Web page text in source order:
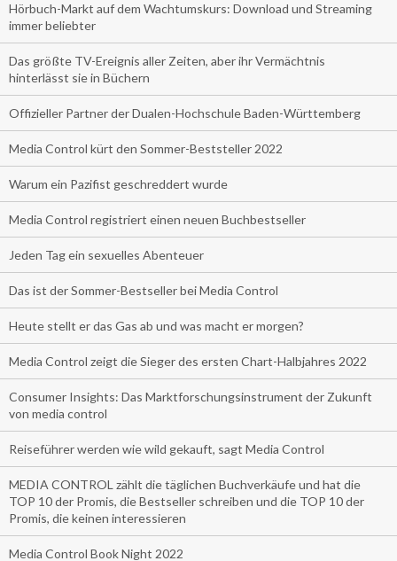
Hörbuch-Markt auf dem Wachtumskurs: Download und Streaming
immer beliebter
Das größte TV-Ereignis aller Zeiten, aber ihr Vermächtnis
hinterlässt sie in Büchern
Offizieller Partner der Dualen-Hochschule Baden-Württemberg
Media Control kürt den Sommer-Beststeller 2022
Warum ein Pazifist geschreddert wurde
Media Control registriert einen neuen Buchbestseller
Jeden Tag ein sexuelles Abenteuer
Das ist der Sommer-Bestseller bei Media Control
Heute stellt er das Gas ab und was macht er morgen?
Media Control zeigt die Sieger des ersten Chart-Halbjahres 2022
Consumer Insights: Das Marktforschungsinstrument der Zukunft
von media control
Reiseführer werden wie wild gekauft, sagt Media Control
MEDIA CONTROL zählt die täglichen Buchverkäufe und hat die
TOP 10 der Promis, die Bestseller schreiben und die TOP 10 der
Promis, die keinen interessieren
Media Control Book Night 2022